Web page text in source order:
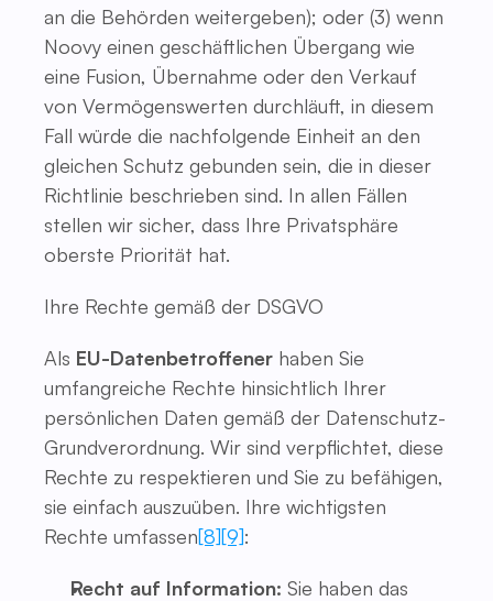
an die Behörden weitergeben); oder (3) wenn
Noovy einen geschäftlichen Übergang wie
eine Fusion, Übernahme oder den Verkauf
von Vermögenswerten durchläuft, in diesem
Fall würde die nachfolgende Einheit an den
gleichen Schutz gebunden sein, die in dieser
Richtlinie beschrieben sind. In allen Fällen
stellen wir sicher, dass Ihre Privatsphäre
oberste Priorität hat.
Ihre Rechte gemäß der DSGVO
Als EU-Datenbetroffener haben Sie
umfangreiche Rechte hinsichtlich Ihrer
persönlichen Daten gemäß der Datenschutz-
Grundverordnung. Wir sind verpflichtet, diese
Rechte zu respektieren und Sie zu befähigen,
sie einfach auszuüben. Ihre wichtigsten
Rechte umfassen[8][9]:
Recht auf Information: Sie haben das